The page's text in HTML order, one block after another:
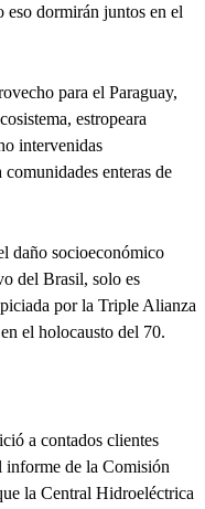
eso dormirán juntos en el
para el Paraguay,
estropeara
intervenidas
enteras de
daño socioeconómico
del Brasil, solo es
por la Triple Alianza
el holocausto del 70.
a contados clientes
informe de la Comisión
la Central Hidroeléctrica